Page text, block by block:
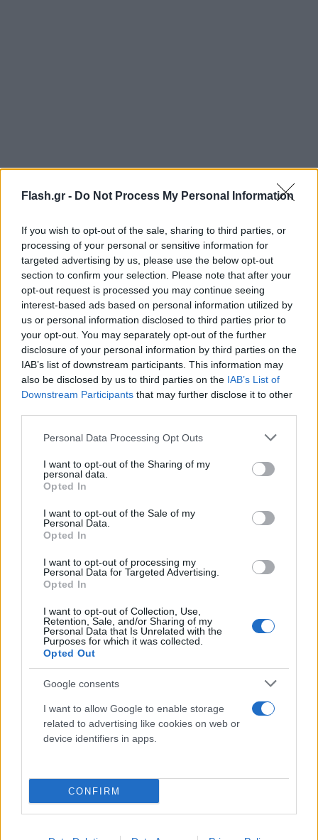
Flash.gr - Do Not Process My Personal Information
If you wish to opt-out of the sale, sharing to third parties, or
processing of your personal or sensitive information for
targeted advertising by us, please use the below opt-out
section to confirm your selection. Please note that after your
opt-out request is processed you may continue seeing
interest-based ads based on personal information utilized by
us or personal information disclosed to third parties prior to
your opt-out. You may separately opt-out of the further
disclosure of your personal information by third parties on the
IAB’s list of downstream participants. This information may
also be disclosed by us to third parties on the IAB’s List of
Downstream Participants that may further disclose it to other
Please note that this website/app uses one or more Google
not limited to your visit or usage behaviour. You may click to
grant or deny consent to Google and its third-party tags to
use your data for below specified purposes in below Google
consent section.
Personal Data Processing Opt Outs
I want to opt-out of the Sharing of my
personal data.
Opted In
I want to opt-out of the Sale of my
Personal Data.
Opted In
I want to opt-out of processing my
Personal Data for Targeted Advertising.
Opted In
I want to opt-out of Collection, Use,
Retention, Sale, and/or Sharing of my
Personal Data that Is Unrelated with the
Purposes for which it was collected.
Opted Out
Google consents
I want to allow Google to enable storage
related to advertising like cookies on web or
device identifiers in apps.
CONFIRM
Ένα βασικό προτέρημα της online εκπαίδευσης
είναι η εξοικονόμηση τόσο χρόνου, όσο και
χρημάτων. Ο χρόνος που απαιτείται για τη
μετάβαση στο χώρο διδασκαλίας μπορεί πια να
χρησιμοποιηθεί με πολλούς τρόπους, πολύ πιο
χρήσιμους. Επίσης, μηδενίζονται τα έξοδα
μετακίνησης του μαθητή και του κηδεμόνα του,
είτε τα εισιτήρια της συγκοινωνίας. Αν ο χρόνος
είναι χρήμα λοιπόν, τα online μαθήματα μας
συμφέρουν και μάλιστα πολύ!
Ευκολότερη συγκέντρωση,
μεγαλύτερη επιτυχία
Μεγάλο ποσοστό των ανθρώπων δυσκολεύεται
υπερβολικά να συγκεντρωθεί εάν το περιβάλλον
στο οποίο βρίσκεται δεν πληροί τις κατάλληλες
προϋποθέσεις. Η ησυχία, η άνεση, ο κατάλληλος